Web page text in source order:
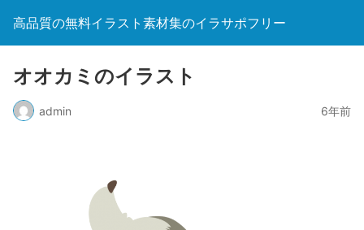
高品質の無料イラスト素材集のイラサポフリー
オオカミのイラスト
admin 6年前